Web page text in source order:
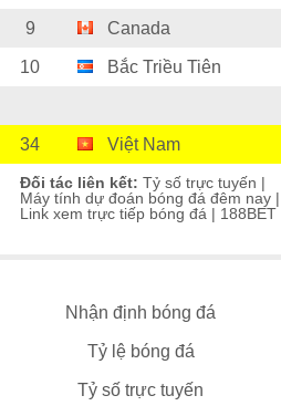
9 Canada
10 Bắc Triều Tiên
34 Việt Nam
Đối tác liên kết: Tỷ số trực tuyến |
Máy tính dự đoán bóng đá đêm nay |
Link xem trực tiếp bóng đá | 188BET
Nhận định bóng đá
Tỷ lệ bóng đá
Tỷ số trực tuyến